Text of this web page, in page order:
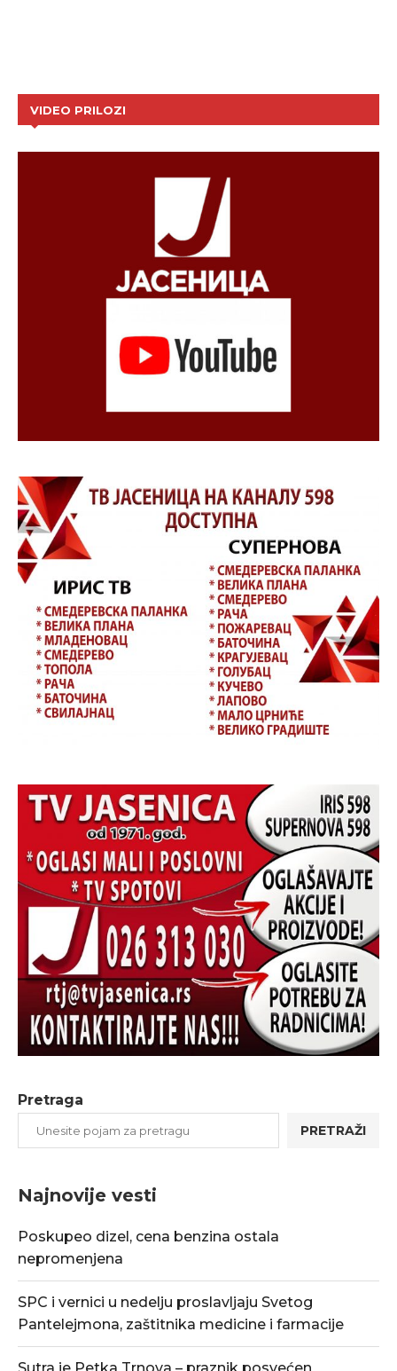
VIDEO PRILOZI
Pretraga
PRETRAŽI
Najnovije vesti
Poskupeo dizel, cena benzina ostala
nepromenjena
SPC i vernici u nedelju proslavljaju Svetog
Pantelejmona, zaštitnika medicine i farmacije